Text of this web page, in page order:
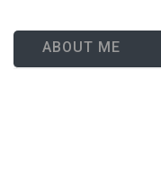
ABOUT ME